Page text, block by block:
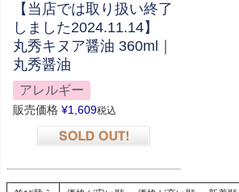
【当店では取り扱い終了
しました2024.11.14】
丸秀キヌア醤油 360ml｜
丸秀醤油
アレルギー
販売価格 ¥1,609税込